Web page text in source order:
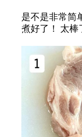
是不是非常简
煮好了！ 太棒